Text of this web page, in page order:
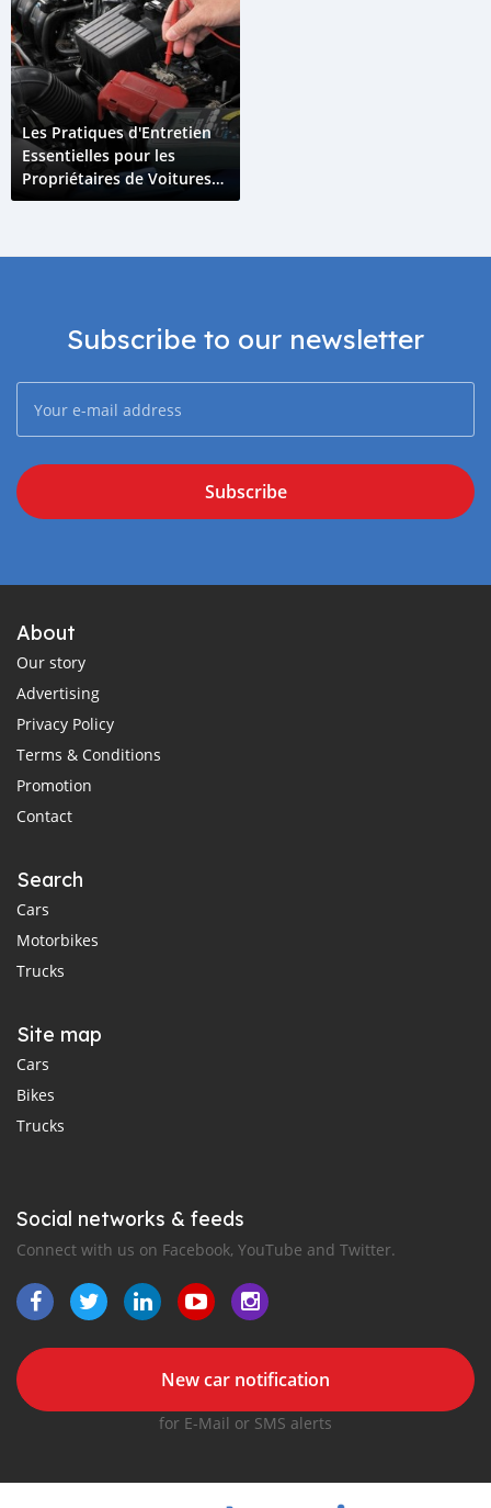
Les Pratiques d'Entretien
Essentielles pour les
Propriétaires de Voitures
Hybrides aux Comores
Subscribe to our newsletter
Subscribe
About
Our story
Advertising
Privacy Policy
Terms & Conditions
Promotion
Contact
Search
Cars
Motorbikes
Trucks
Site map
Cars
Bikes
Trucks
Social networks & feeds
Connect with us on Facebook, YouTube and Twitter.
New car notification
for E-Mail or SMS alerts